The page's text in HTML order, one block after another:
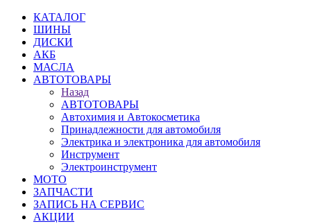
КАТАЛОГ
ШИНЫ
ДИСКИ
АКБ
МАСЛА
АВТОТОВАРЫ
Назад
АВТОТОВАРЫ
Автохимия и Автокосметика
Принадлежности для автомобиля
Электрика и электроника для автомобиля
Инструмент
Электроинструмент
МОТО
ЗАПЧАСТИ
ЗАПИСЬ НА СЕРВИС
АКЦИИ